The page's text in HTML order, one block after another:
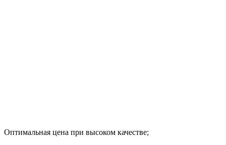
Оптимальная цена при высоком качестве;